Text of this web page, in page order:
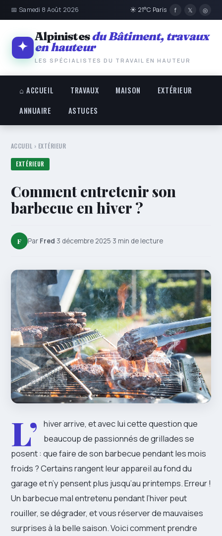
📅 Samedi 8 Août 2026 ☀ 21°C Paris f 𝕏 ◎
Alpinistesdu Bâtiment, travaux
en hauteur
LES SPÉCIALISTES DU TRAVAIL EN HAUTEUR
⌂ ACCUEIL TRAVAUX MAISON
EXTÉRIEUR
ANNUAIRE
ASTUCES
ACCUEIL › EXTÉRIEUR
EXTÉRIEUR
Comment entretenir son
barbecue en hiver ?
F Par Fred·3 décembre 2025·3 min de lecture
L’
hiver arrive, et avec lui cette question que
beaucoup de passionnés de grillades se
posent : que faire de son barbecue pendant les mois
froids ? Certains rangent leur appareil au fond du
garage et n’y pensent plus jusqu’au printemps. Erreur !
Un barbecue mal entretenu pendant l’hiver peut
rouiller, se dégrader, et vous réserver de mauvaises
surprises à la belle saison. Voici comment prendre